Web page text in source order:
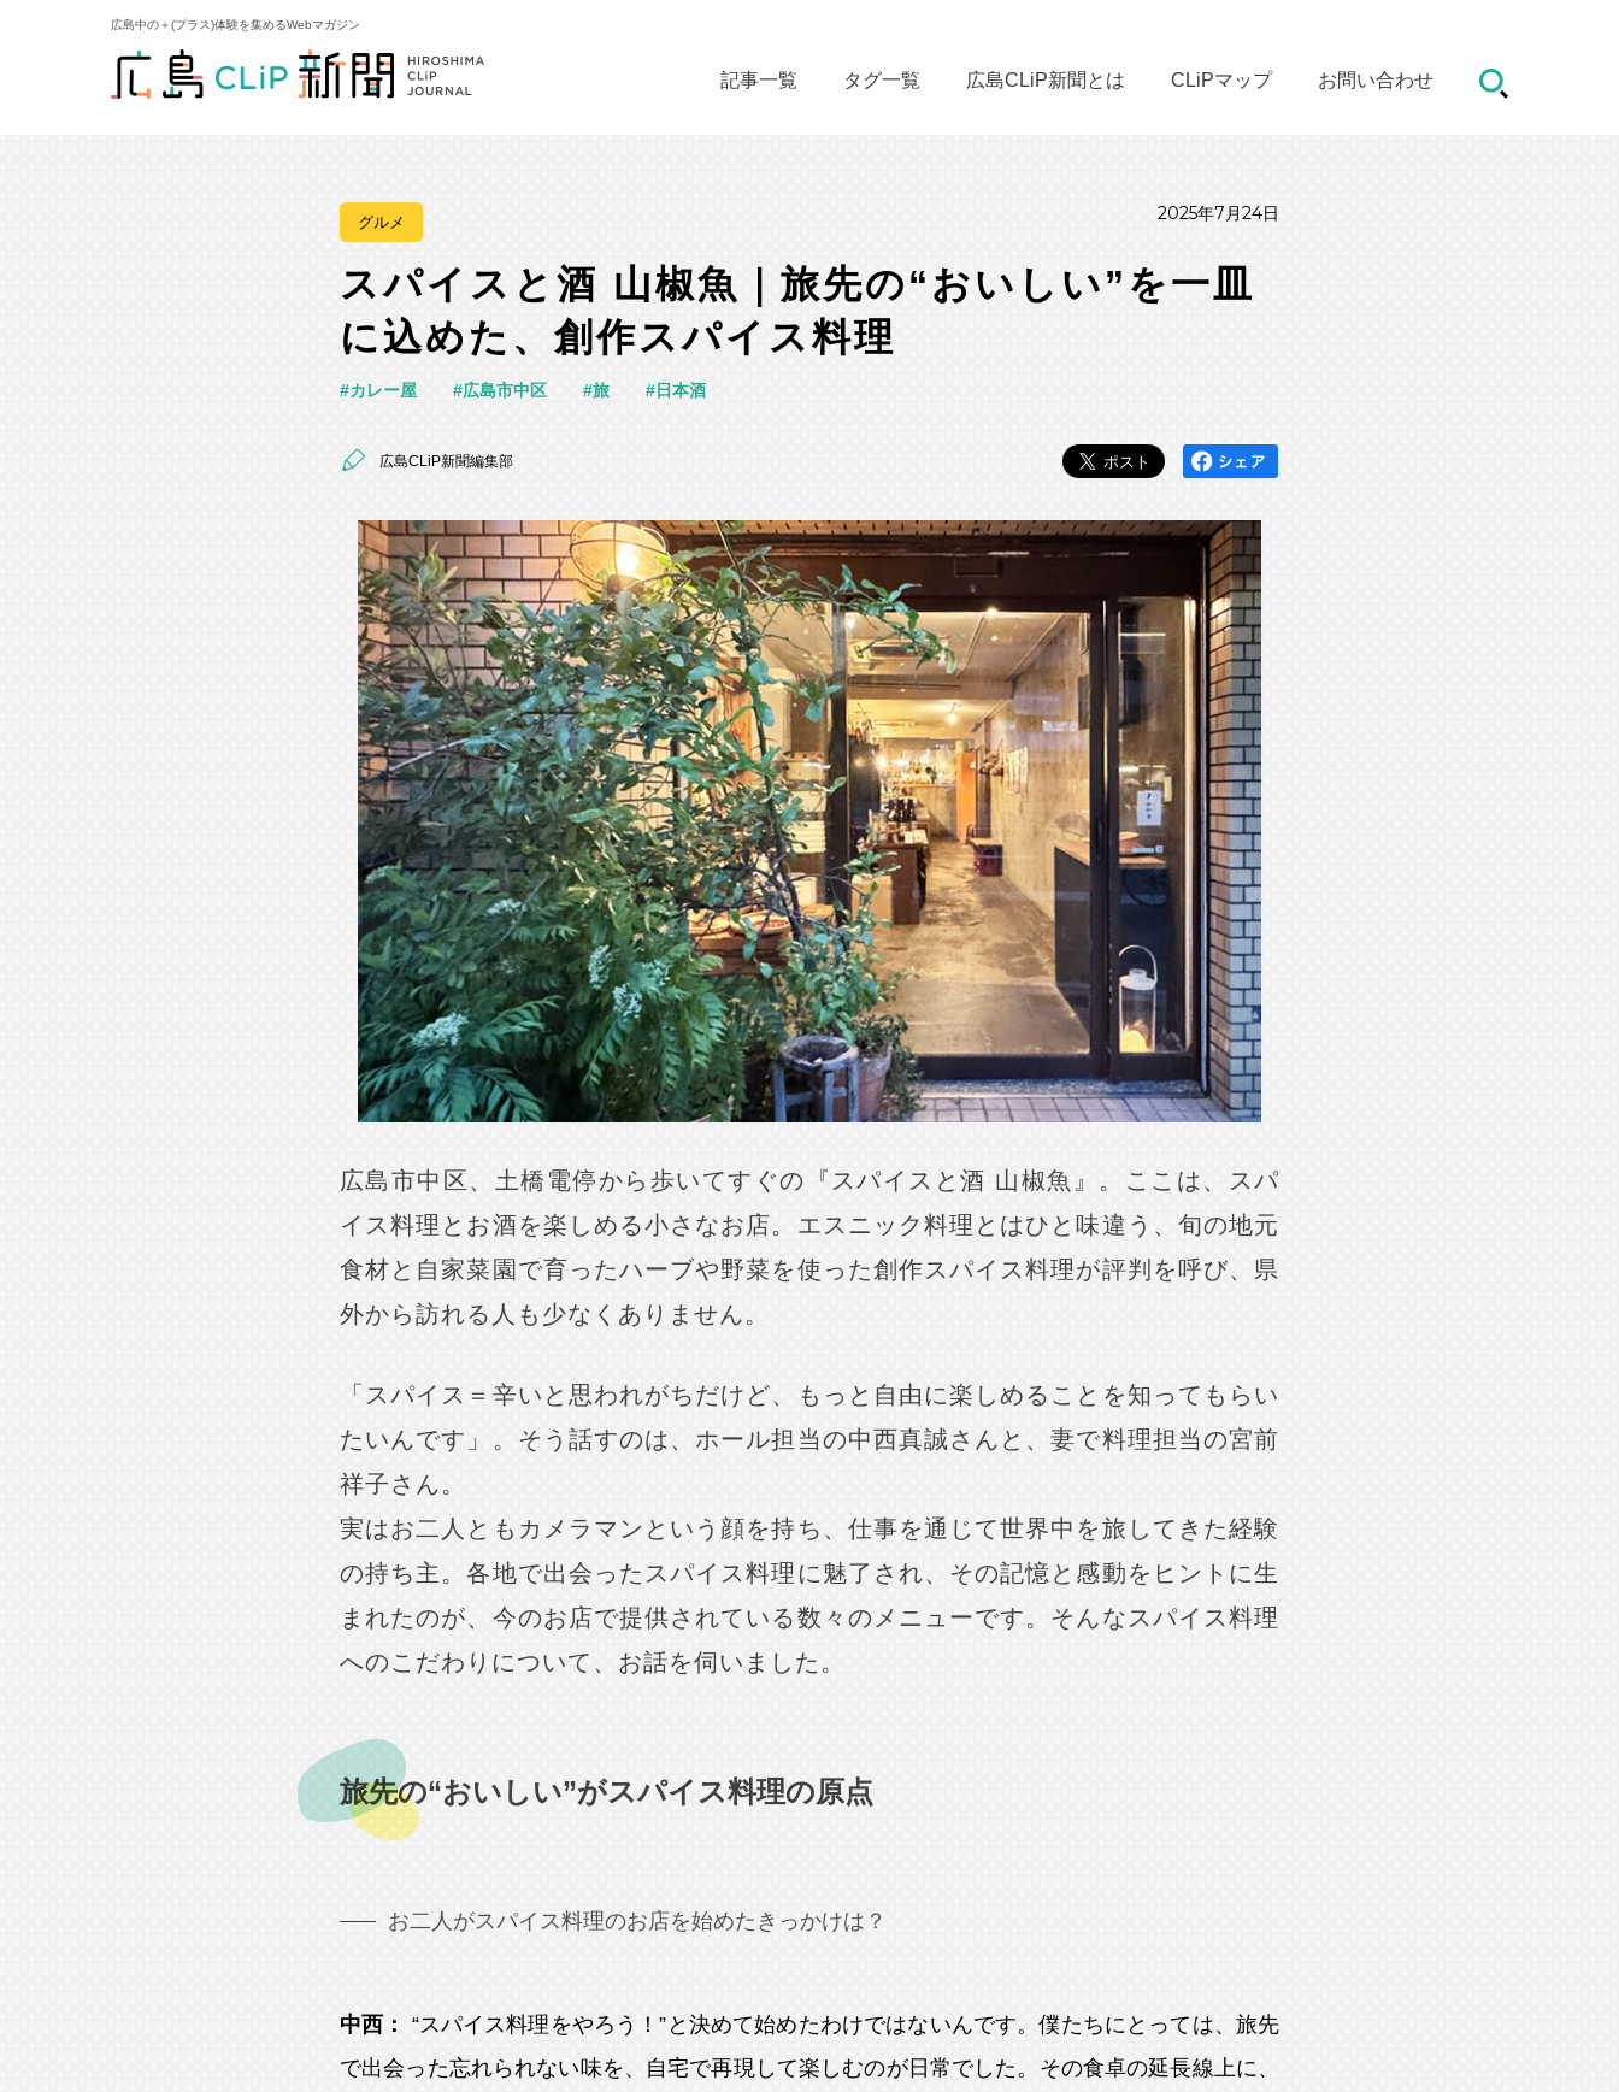
広島中の＋(プラス)体験を集めるWebマガジン
記事一覧 タグ一覧 広島CLiP新聞とは CLiPマップ お問い合わせ
グルメ 2025年7月24日
スパイスと酒 山椒魚｜旅先の“おいしい”を一皿
に込めた、創作スパイス料理
カレー屋 広島市中区 旅 日本酒
広島CLiP新聞編集部
広島市中区、土橋電停から歩いてすぐの『スパイスと酒 山椒魚』。ここは、スパ
イス料理とお酒を楽しめる小さなお店。エスニック料理とはひと味違う、旬の地元
食材と自家菜園で育ったハーブや野菜を使った創作スパイス料理が評判を呼び、県
外から訪れる人も少なくありません。
「スパイス＝辛いと思われがちだけど、もっと自由に楽しめることを知ってもらい
たいんです」。そう話すのは、ホール担当の中西真誠さんと、妻で料理担当の宮前
祥子さん。
実はお二人ともカメラマンという顔を持ち、仕事を通じて世界中を旅してきた経験
の持ち主。各地で出会ったスパイス料理に魅了され、その記憶と感動をヒントに生
まれたのが、今のお店で提供されている数々のメニューです。そんなスパイス料理
へのこだわりについて、お話を伺いました。
旅先の“おいしい”がスパイス料理の原点
お二人がスパイス料理のお店を始めたきっかけは？
中西：
“スパイス料理をやろう！”と決めて始めたわけではないんです。僕たちにとっては、旅先
で出会った忘れられない味を、自宅で再現して楽しむのが日常でした。その食卓の延長線上に、